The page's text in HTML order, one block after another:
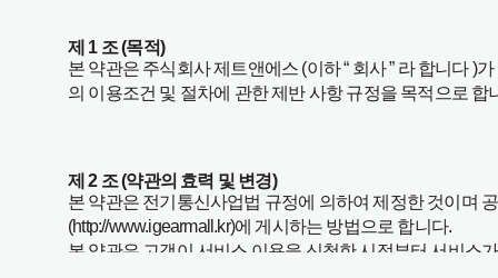
제 1 조 (목적)
본 약관은 주식회사 제트앤에스 (이하 “ 회사 ” 라 합니다 )
의 이용조건 및 절차에 관한 제반 사항 규정을 목적으로 합
제 2 조 (약관의 효력 및 변경)
본 약관은 전기통신사업법 규정에 의하여 제정한 것이며
(http://www.igearmall.kr)에 게시하는 방법으로 합니다.
본 약관은 고객이 서비스 이용을 신청한 시점부터 서비스